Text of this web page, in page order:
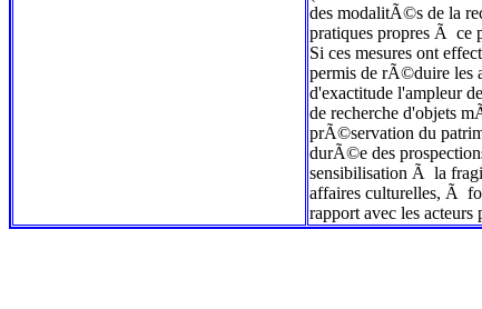
des modalitÃ©s de la
pratiques propres Ã ce
Si ces mesures ont
permis de rÃ©duire les
d'exactitude l'ampleur
de recherche d'objets
prÃ©servation du
durÃ©e des
sensibilisation Ã la
affaires culturelles, Ã
rapport avec les